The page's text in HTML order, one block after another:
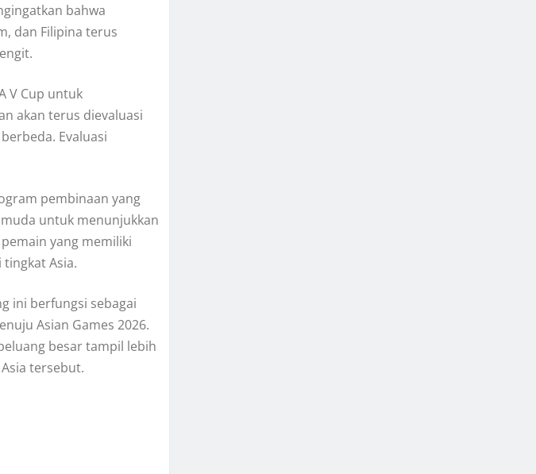
bahwa
dan Filipina terus
V Cup untuk
akan terus dievaluasi
Evaluasi
pembinaan yang
untuk menunjukkan
yang memiliki
Asia.
ini berfungsi sebagai
Asian Games 2026.
besar tampil lebih
tersebut.